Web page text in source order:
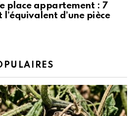
place appartement : 7
d’une pièce